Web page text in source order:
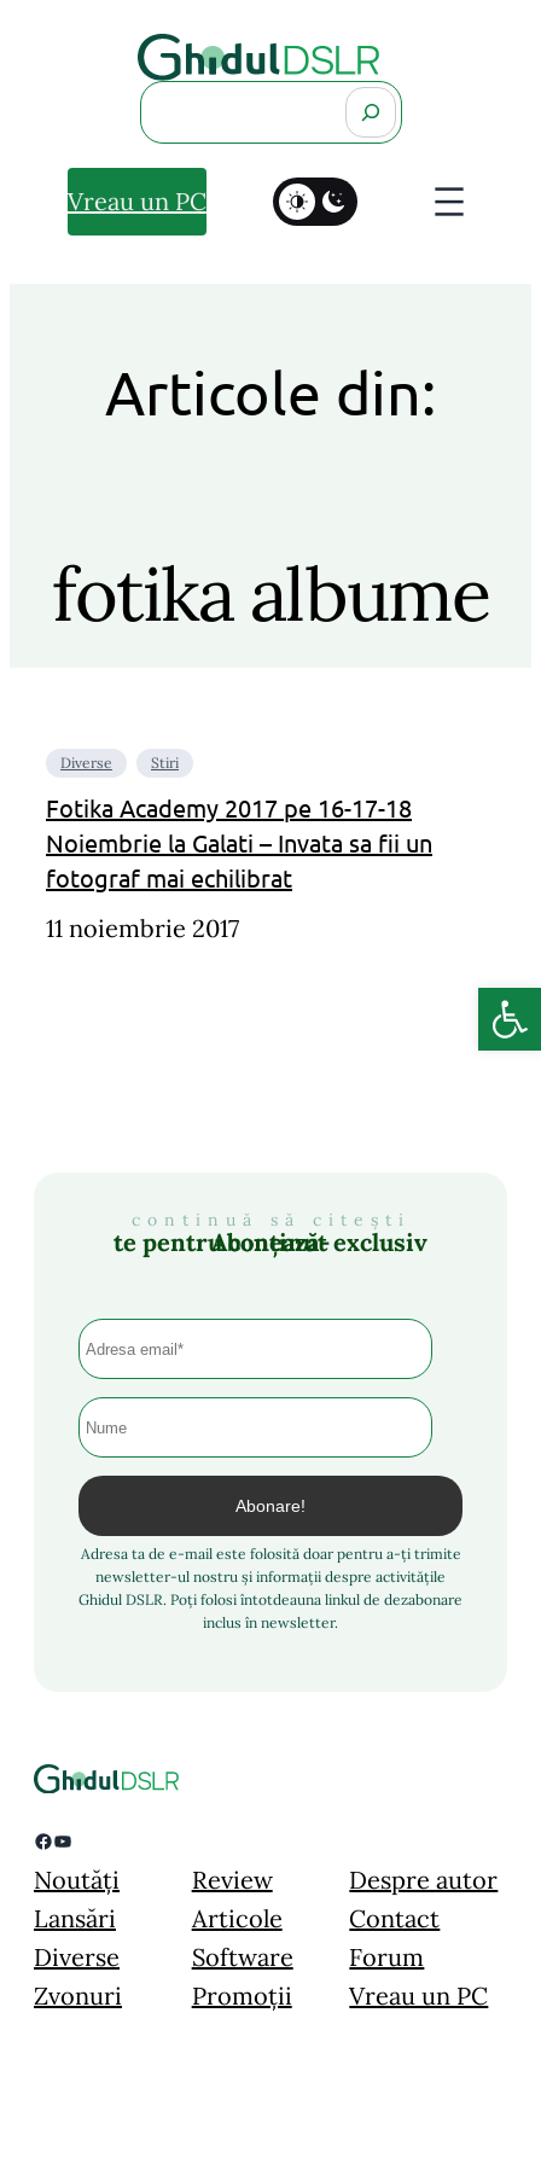
Search
Vreau un PC
Articole din:
fotika albume
Diverse Stiri
Fotika Academy 2017 pe 16-17-18
Noiembrie la Galati – Invata sa fii un
fotograf mai echilibrat
11 noiembrie 2017
continuă să citești
Abonează-te pentru conținut exclusiv
Adresa ta de e-mail este folosită doar pentru a-ți trimite
newsletter-ul nostru și informații despre activitățile
Ghidul DSLR. Poți folosi întotdeauna linkul de dezabonare
inclus în newsletter.
Facebook YouTube
Noutăți
Lansări
Diverse
Zvonuri
Review
Articole
Software
Promoții
Despre autor
Contact
Forum
Vreau un PC